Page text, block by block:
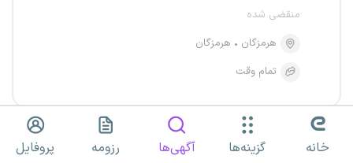
منقضی شده
هرمزگان
هرمزگان
تمام وقت
استخدام آشپز و کمک آشپز جهت
خانه گزینه‌ها آگهی‌ها رزومه پروفایل